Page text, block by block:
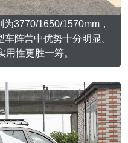
3770/1650/1570mm，
阵营中优势十分明显。
性更胜一筹。